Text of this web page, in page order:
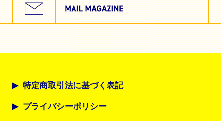
特定商取引法に基づく表記
プライバシーポリシー